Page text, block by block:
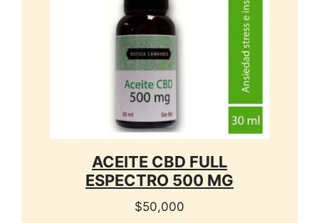
ACEITE CBD FULL
ESPECTRO 500 MG
$50,000